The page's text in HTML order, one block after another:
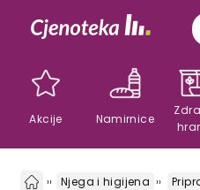
Akcije Namirnice
Njega i higijena